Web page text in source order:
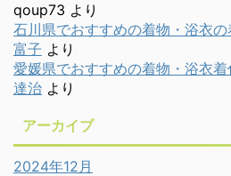
qoup73 より
石川県でおすすめの着物・浴衣
富子 より
愛媛県でおすすめの着物・浴衣
達治 より
アーカイブ
2024年12月